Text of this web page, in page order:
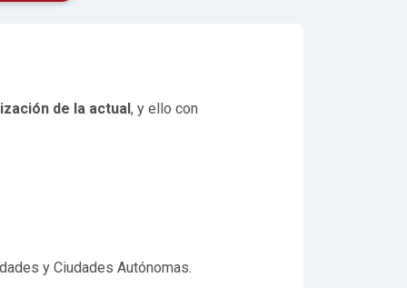
de la actual, y ello con
y Ciudades Autónomas.